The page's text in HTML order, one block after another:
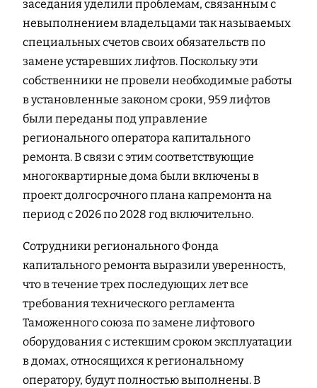
заседания уделили проблемам, связанным с
невыполнением владельцами так называемых
специальных счетов своих обязательств по
замене устаревших лифтов. Поскольку эти
собственники не провели необходимые работы
в установленные законом сроки, 959 лифтов
были переданы под управление
регионального оператора капитального
ремонта. В связи с этим соответствующие
многоквартирные дома были включены в
проект долгосрочного плана капремонта на
период с 2026 по 2028 год включительно.
Сотрудники регионального Фонда
капитального ремонта выразили уверенность,
что в течение трех последующих лет все
требования технического регламента
Таможенного союза по замене лифтового
оборудования с истекшим сроком эксплуатации
в домах, относящихся к региональному
оператору, будут полностью выполнены. В